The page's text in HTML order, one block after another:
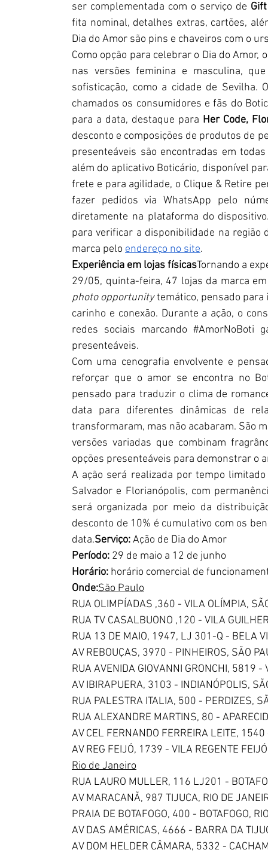
ser complementada com o serviço de
fita nominal, detalhes extras, cartões,
Dia do Amor são pins e chaveiros com o
Como opção para celebrar o Dia do
nas versões feminina e masculina,
sofisticação, como a cidade de
chamados os consumidores e fãs do
para a data, destaque para Her Code,
desconto e composições de produtos de
presenteáveis são encontradas em
além do aplicativo Boticário, disponível
frete e para agilidade, o Clique & Retire
fazer pedidos via WhatsApp pelo
diretamente na plataforma do
para verificar a disponibilidade na região
marca pelo endereço no site.
Experiência em lojas físicasTornando a
photo opportunity temático, pensado
carinho e conexão. Durante a ação, o
redes sociais marcando #AmorNoBoti
presenteáveis.
Com uma cenografia envolvente e
reforçar que o amor se encontra no
pensado para traduzir o clima de
data para diferentes dinâmicas de
transformaram, mas não acabaram. São
versões variadas que combinam
opções presenteáveis para demonstrar o
A ação será realizada por tempo
Salvador e Florianópolis, com
será organizada por meio da
desconto de 10% é cumulativo com os
data.Serviço: Ação de Dia do Amor
Período: 29 de maio a 12 de junho
Horário: horário comercial de
Onde:São Paulo
RUA OLIMPÍADAS ,360 - VILA OLÍMPIA,
RUA TV CASALBUONO ,120 - VILA
RUA 13 DE MAIO, 1947, LJ 301-Q - BELA
AV REBOUÇAS, 3970 - PINHEIROS, SÃO
RUA AVENIDA GIOVANNI GRONCHI, 5819
AV IBIRAPUERA, 3103 - INDIANÓPOLIS,
RUA PALESTRA ITALIA, 500 - PERDIZES,
RUA ALEXANDRE MARTINS, 80 -
AV CEL FERNANDO FERREIRA LEITE,
AV REG FEIJÓ, 1739 - VILA REGENTE
Rio de Janeiro
RUA LAURO MULLER, 116 LJ201 -
AV MARACANÃ, 987 TIJUCA, RIO DE
PRAIA DE BOTAFOGO, 400 - BOTAFOGO,
AV DAS AMÉRICAS, 4666 - BARRA DA
AV DOM HELDER CÂMARA, 5332 -